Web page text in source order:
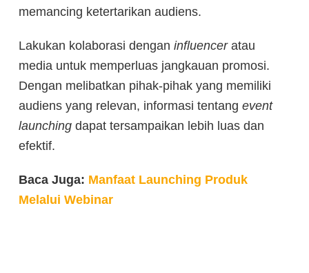
memancing ketertarikan audiens.
Lakukan kolaborasi dengan influencer atau
media untuk memperluas jangkauan promosi.
Dengan melibatkan pihak-pihak yang memiliki
audiens yang relevan, informasi tentang event
launching dapat tersampaikan lebih luas dan
efektif.
Baca Juga: Manfaat Launching Produk
Melalui Webinar